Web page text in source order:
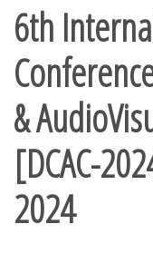
6th
&
[DCAC-
2024